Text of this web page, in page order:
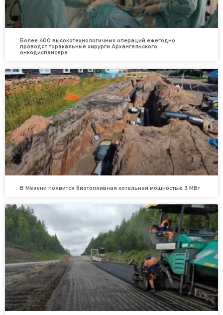
Более 400 высокотехнологичных операций ежегодно
проводят торакальные хирурги Архангельского
онкодиспансера
В Мезени появится биотопливная котельная мощностью 3 МВт